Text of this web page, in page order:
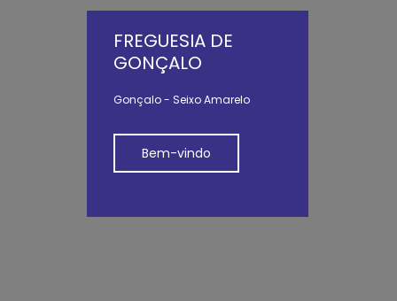
FREGUESIA DE
GONÇALO
Gonçalo - Seixo Amarelo
Bem-vindo